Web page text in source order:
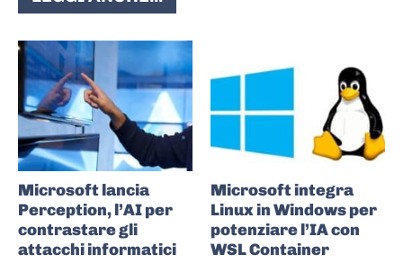
Microsoft lancia
Perception, l’AI per
contrastare gli
attacchi informatici
Microsoft integra
Linux in Windows per
potenziare l’IA con
WSL Container